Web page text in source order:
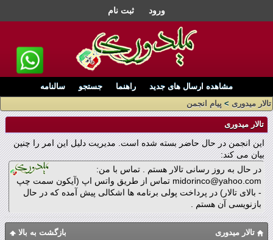
ورود ثبت نام
مشاهده ارسال های جدید راهنما جستجو
سالنامه
تالار میدوری > پیام انجمن
تالار میدوری
این انجمن در حال حاضر بسته شده است. مدیریت دلیل این امر را چنین
بیان می کند:
در حال به روز رسانی تالار هستم . تماس با من:
midorinco@yahoo.com تماس از طریق واتس اپ (آیکون سمت چپ
- بالای تالار) در پرداخت پولی برنامه ها اشکالی پیش آمده که در حال
بازنویسی آن هستم .
بازگشت به بالا تالار میدوری